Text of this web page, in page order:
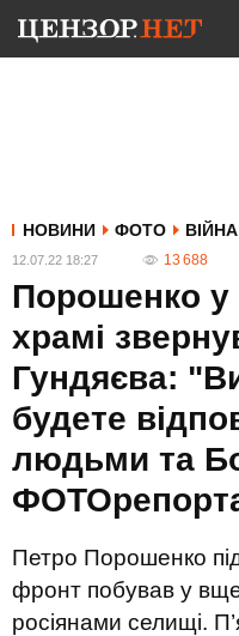
НОВИНИ ФОТО ВІЙНА
12.07.22 18:27 13 688
Порошенко у
храмі
Гундяєва:
будете
людьми та
Петро Порошенко
фронт побував у
росіянами селищі.